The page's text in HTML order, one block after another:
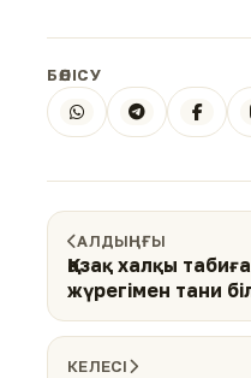
БӨЛІСУ
АЛДЫҢҒЫ
Қазақ халқы
жүрегімен тани
КЕЛЕСІ